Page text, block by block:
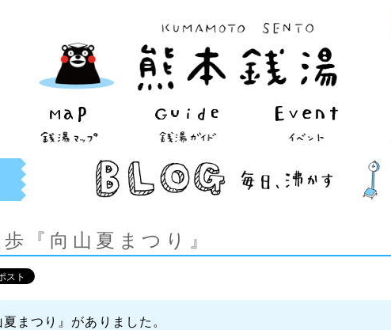
『向山夏まつり』
まつり』がありました。